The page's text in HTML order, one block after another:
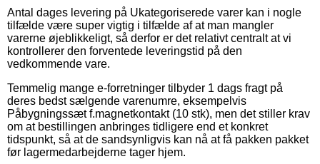
Antal dages levering på Ukategoriserede varer kan i nogle
tilfælde være super vigtig i tilfælde af at man mangler
varerne øjeblikkeligt, så derfor er det relativt centralt at vi
kontrollerer den forventede leveringstid på den
vedkommende vare.
Temmelig mange e-forretninger tilbyder 1 dags fragt på
deres bedst sælgende varenumre, eksempelvis
Påbygningssæt f.magnetkontakt (10 stk), men det stiller krav
om at bestillingen anbringes tidligere end et konkret
tidspunkt, så at de sandsynligvis kan nå at få pakken pakket
før lagermedarbejderne tager hjem.